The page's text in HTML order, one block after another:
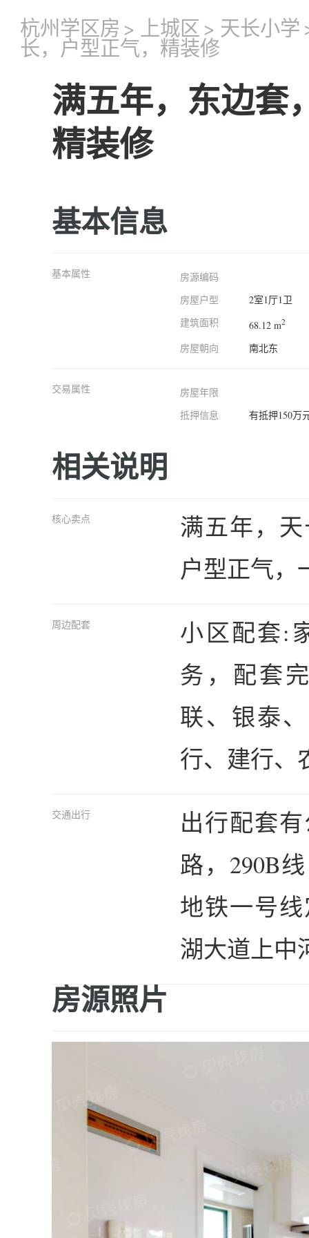
杭州学区房 > 上城区 > 天长小学
长，户型正气，精装修
满五年，东边套
精装修
基本信息
基本属性
房源编码
房屋户型
2室1厅1卫
建筑面积
68.12 m2
房屋朝向 南北东
交易属性
房屋年限
抵押信息
有抵押150万
相关说明
核心卖点
满五年，
户型正气，
周边配套
小区配套:
务，配套
联、银泰
行、建行、
交通出行
出行配套
路，290B
地铁一号
湖大道上中
房源照片